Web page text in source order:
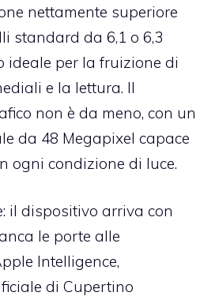
nettamente superiore
standard da 6,1 o 6,3
ideale per la fruizione di
e la lettura. Il
non è da meno, con un
da 48 Megapixel capace
ogni condizione di luce.
il dispositivo arriva con
le porte alle
Intelligence,
di Cupertino